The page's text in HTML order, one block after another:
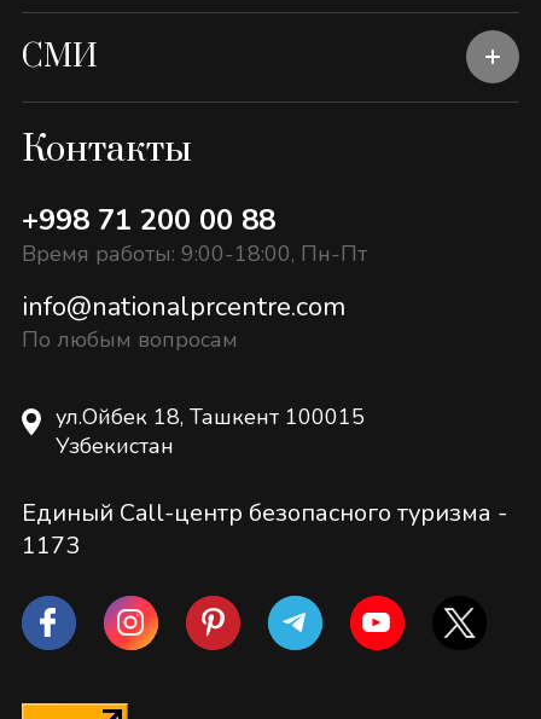
СМИ
Контакты
+998 71 200 00 88
Время работы: 9:00-18:00, Пн-Пт
info@nationalprcentre.com
По любым вопросам
ул.Ойбек 18, Ташкент 100015
Узбекистан
Единый Call-центр безопасного туризма -
1173